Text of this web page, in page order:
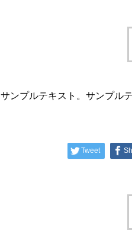
サンプルテキスト。サンプルテ
Tweet